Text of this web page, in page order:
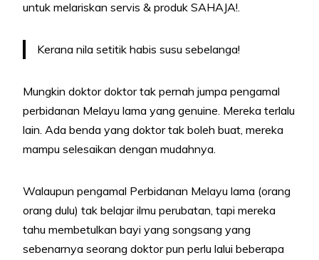
untuk melariskan servis & produk SAHAJA!.
Kerana nila setitik habis susu sebelanga!
Mungkin doktor doktor tak pernah jumpa pengamal
perbidanan Melayu lama yang genuine. Mereka terlalu
lain. Ada benda yang doktor tak boleh buat, mereka
mampu selesaikan dengan mudahnya.
Walaupun pengamal Perbidanan Melayu lama (orang
orang dulu) tak belajar ilmu perubatan, tapi mereka
tahu membetulkan bayi yang songsang yang
sebenarnya seorang doktor pun perlu lalui beberapa